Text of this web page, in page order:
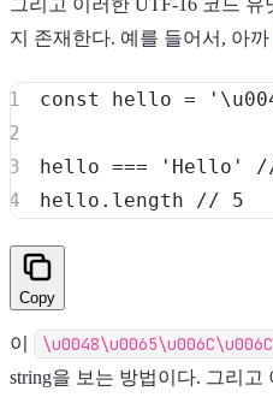
그리고 이러한 UTF-16 코드 유
지 존재한다. 예를 들어서, 아까
const hello =
hello === 'Hello'
hello . length // 5
Copy
이
string을 보는 방법이다. 그리고